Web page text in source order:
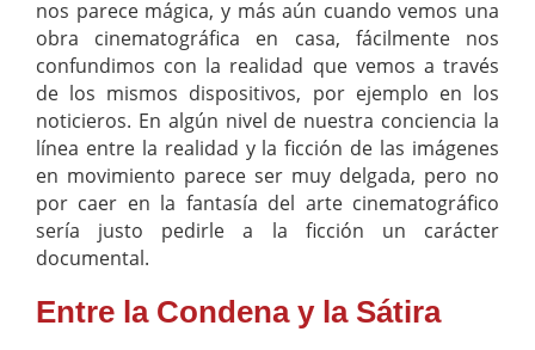
nos parece mágica, y más aún cuando vemos una
obra cinematográfica en casa, fácilmente nos
confundimos con la realidad que vemos a través
de los mismos dispositivos, por ejemplo en los
noticieros. En algún nivel de nuestra conciencia la
línea entre la realidad y la ficción de las imágenes
en movimiento parece ser muy delgada, pero no
por caer en la fantasía del arte cinematográfico
sería justo pedirle a la ficción un carácter
documental.
Entre la Condena y la Sátira